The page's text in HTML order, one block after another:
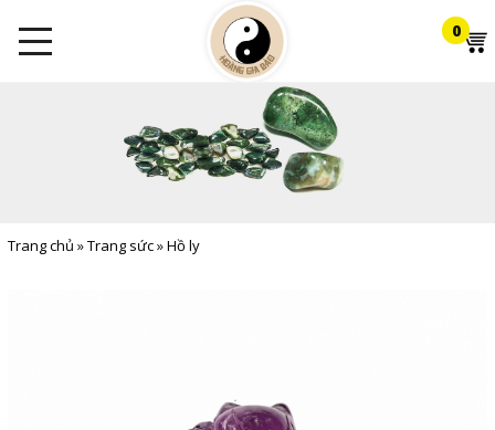
0
Trang chủ »Trang sức»Hồ ly